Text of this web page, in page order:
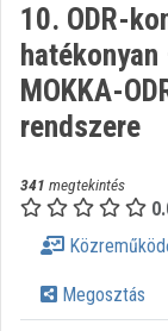
Közreműködők
Megjelenés:
10. ODR-
MOKKA-
rendszere
341 megtekintés
Megosztás